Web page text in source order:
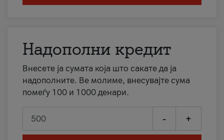
Надополни кредит
Внесете ја сумата која што сакате да ја
надополните. Ве молиме, внесувајте сума
помеѓу 100 и 1000 денари.
- +